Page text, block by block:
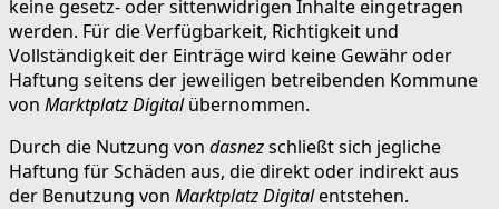
keine gesetz- oder sittenwidrigen Inhalte eingetragen
werden. Für die Verfügbarkeit, Richtigkeit und
Vollständigkeit der Einträge wird keine Gewähr oder
Haftung seitens der jeweiligen betreibenden Kommune
von Marktplatz Digitalübernommen.
Durch die Nutzung von dasnezschließt sich jegliche
Haftung für Schäden aus, die direkt oder indirekt aus
der Benutzung von Marktplatz Digitalentstehen.